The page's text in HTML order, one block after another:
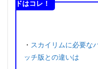
ドはコレ！
・ スカイリムに必要な
ッチ版との違いは